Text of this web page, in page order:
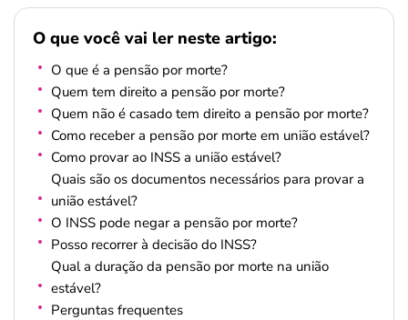
O que você vai ler neste artigo:
O que é a pensão por morte?
Quem tem direito a pensão por morte?
Quem não é casado tem direito a pensão por morte?
Como receber a pensão por morte em união estável?
Como provar ao INSS a união estável?
Quais são os documentos necessários para provar a
união estável?
O INSS pode negar a pensão por morte?
Posso recorrer à decisão do INSS?
Qual a duração da pensão por morte na união
estável?
Perguntas frequentes